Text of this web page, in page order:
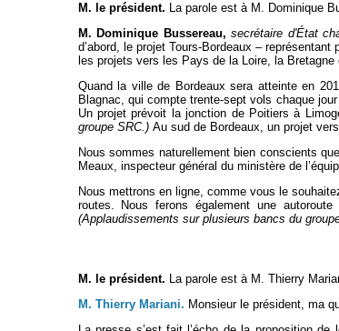
M. le président. La parole est à M. Dominique
M. Dominique Bussereau,secrétaire d'État
d’abord, le projet Tours-Bordeaux –
les projets vers les Pays de la Loire, la Bretagne
Quand la ville de Bordeaux sera atteinte en
Blagnac, qui compte trente-sept vols chaque
Un projet prévoit la jonction de Poitiers à
groupe SRC.) Au sud de Bordeaux, un projet
Nous sommes naturellement bien conscients
Meaux, inspecteur général du ministère de
Nous mettrons en ligne, comme vous le
routes. Nous ferons également une
(Applaudissements sur plusieurs bancs du
M. le président. La parole est à M. Thierry
M. Thierry Mariani. Monsieur le président, ma